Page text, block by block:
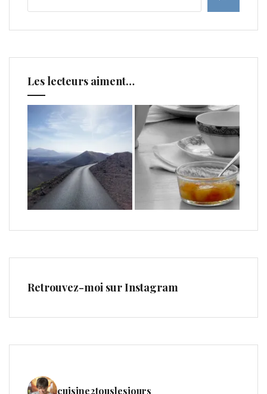
Les lecteurs aiment…
Retrouvez-moi sur Instagram
cuisine2touslesjours